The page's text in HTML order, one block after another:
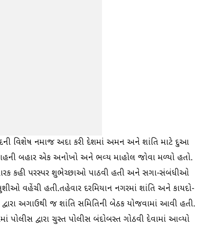
વિશેષ નમાજ અદા કરી દેશમાં અમન અને શાંતિ માટે દુઆ
બહાર એક અનોખો અને ભવ્ય માહોલ જોવા મળ્યો હતો.
કહી પરસ્પર શુભેચ્છાઓ પાઠવી હતી અને સગા-સંબંધીઓ
વહેંચી હતી.તહેવાર દરમિયાન નગરમાં શાંતિ અને કાયદો-
અગાઉથી જ શાંતિ સમિતિની બેઠક યોજવામાં આવી હતી.
પોલીસ દ્વારા ચુસ્ત પોલીસ બંદોબસ્ત ગોઠવી દેવામાં આવ્યો